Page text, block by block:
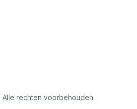
Alle rechten voorbehouden.